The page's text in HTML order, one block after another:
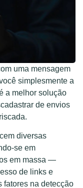
uma mensagem
simplesmente a
a melhor solução
de envios
diversas
se em
em massa —
de links e
fatores na detecção